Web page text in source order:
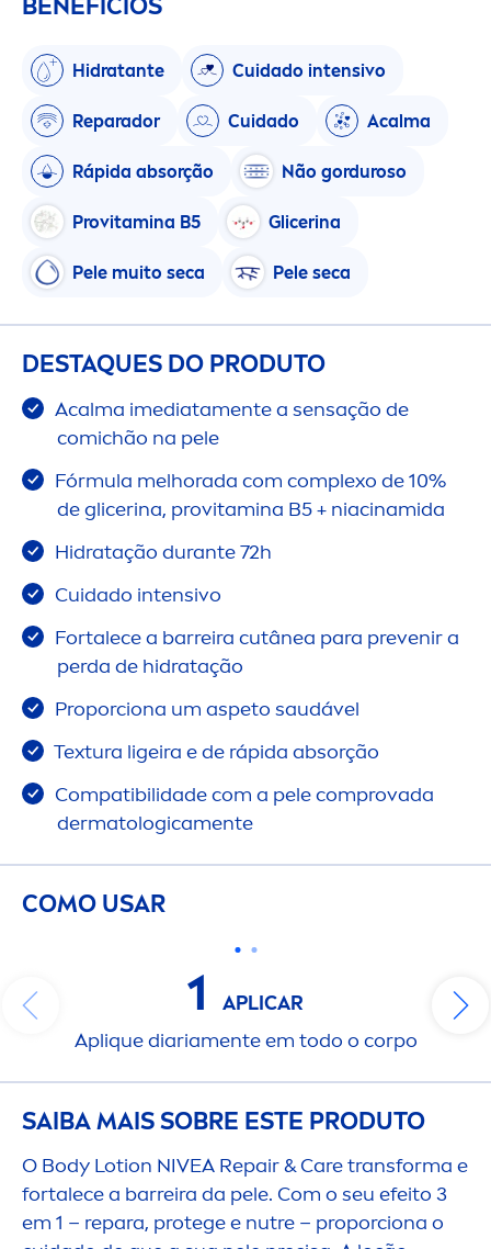
BENEFÍCIOS
Hidratante Cuidado intensivo
Reparador Cuidado Acalma
Rápida absorção Não gorduroso
Provitamina B5 Glicerina
Pele muito seca Pele seca
DESTAQUES DO PRODUTO
Acalma imediatamente a sensação de
comichão na pele
Fórmula melhorada com complexo de 10%
de glicerina, provitamina B5 + niacinamida
Hidratação durante 72h
Cuidado intensivo
Fortalece a barreira cutânea para prevenir a
perda de hidratação
Proporciona um aspeto saudável
Textura ligeira e de rápida absorção
Compatibilidade com a pele comprovada
dermatologicamente
COMO USAR
1
APLICAR
Aplique diariamente em todo o corpo
SAIBA MAIS SOBRE ESTE PRODUTO
O Body Lotion NIVEA Repair&Caretransforma e
fortalece a barreira da pele. Com o seu efeito 3
em 1 – repara, protege e nutre – proporciona o